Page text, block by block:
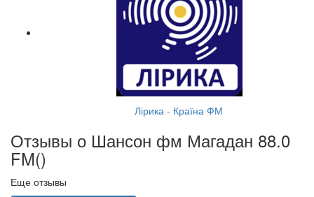
Лірика - Країна ФМ
Отзывы о Шансон фм Магадан 88.0
FM()
Еще отзывы